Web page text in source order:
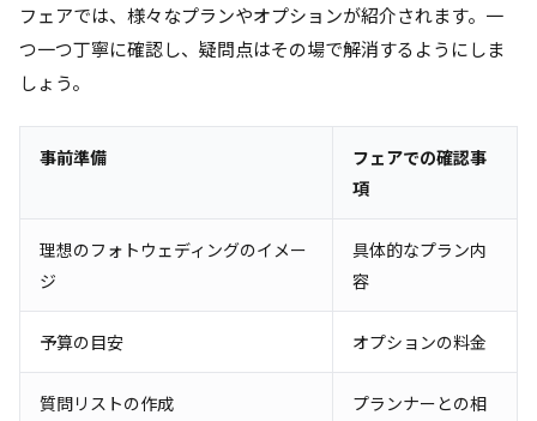
フェアでは、様々なプランやオプションが紹介されます。一
つ一つ丁寧に確認し、疑問点はその場で解消するようにしま
しょう。
事前準備
フェアでの確認事
項
理想のフォトウェディングのイメー
ジ
具体的なプラン内
容
予算の目安 オプションの料金
質問リストの作成
プランナーとの相